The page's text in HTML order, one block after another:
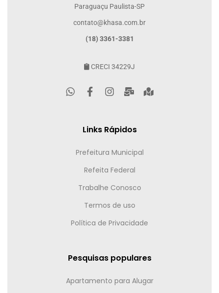
Paraguaçu Paulista-SP
contato@khasa.com.br
(18) 3361-3381
CRECI 34229J
Links Rápidos
Prefeitura Municipal
Refeita Federal
Trabalhe Conosco
Termos de uso
Política de Privacidade
Pesquisas populares
Apartamento para Alugar